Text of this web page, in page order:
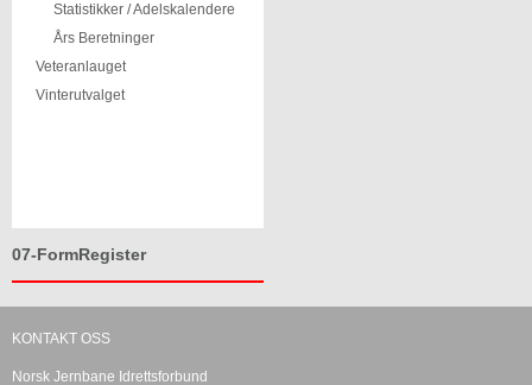
Statistikker / Adelskalendere
Års Beretninger
Veteranlauget
Vinterutvalget
07-FormRegister
KONTAKT OSS
Norsk Jernbane Idrettsforbund